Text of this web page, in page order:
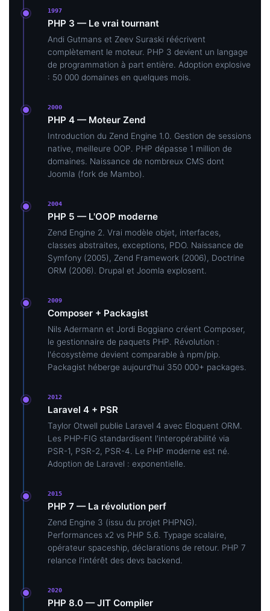
1997
PHP 3 — Le vrai tournant
Andi Gutmans et Zeev Suraski réécrivent
complètement le moteur. PHP 3 devient un langage
de programmation à part entière. Adoption explosive
: 50 000 domaines en quelques mois.
2000
PHP 4 — Moteur Zend
Introduction du Zend Engine 1.0. Gestion de sessions
native, meilleure OOP. PHP dépasse 1 million de
domaines. Naissance de nombreux CMS dont
Joomla (fork de Mambo).
2004
PHP 5 — L'OOP moderne
Zend Engine 2. Vrai modèle objet, interfaces,
classes abstraites, exceptions, PDO. Naissance de
Symfony (2005), Zend Framework (2006), Doctrine
ORM (2006). Drupal et Joomla explosent.
2009
Composer + Packagist
Nils Adermann et Jordi Boggiano créent Composer,
le gestionnaire de paquets PHP. Révolution :
l'écosystème devient comparable à npm/pip.
Packagist héberge aujourd'hui 350 000+ packages.
2012
Laravel 4 + PSR
Taylor Otwell publie Laravel 4 avec Eloquent ORM.
Les PHP-FIG standardisent l'interopérabilité via
PSR-1, PSR-2, PSR-4. Le PHP moderne est né.
Adoption de Laravel : exponentielle.
2015
PHP 7 — La révolution perf
Zend Engine 3 (issu du projet PHPNG).
Performances x2 vs PHP 5.6. Typage scalaire,
opérateur spaceship, déclarations de retour. PHP 7
relance l'intérêt des devs backend.
2020
PHP 8.0 — JIT Compiler